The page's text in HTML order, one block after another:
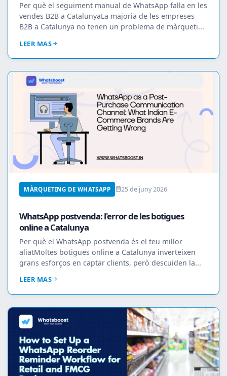
Per què el seguiment manual de WhatsApp falla en les
vendes B2B a CatalunyaLa majoria de les empreses
B2B a Catalunya no tenen un problema de màrqueti...
LEER MAS
MÀRQUETING DE WHATSAPP 25 de juny 2026
WhatsApp postvenda: l'error de les botigues
online a Catalunya
Per què el WhatsApp postvenda és el teu millor
aliatMoltes botigues online a Catalunya inverteixen
grans esforços en captar clients, però descuiden la...
LEER MAS